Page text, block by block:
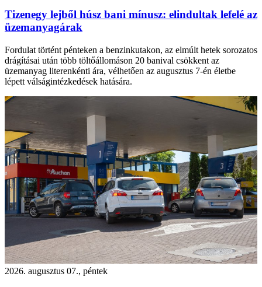
Tizenegy lejből húsz bani mínusz: elindultak lefelé az
üzemanyagárak
Fordulat történt pénteken a benzinkutakon, az elmúlt hetek sorozatos
drágításai után több töltőállomáson 20 banival csökkent az
üzemanyag literenkénti ára, vélhetően az augusztus 7-én életbe
lépett válságintézkedések hatására.
2026. augusztus 07., péntek